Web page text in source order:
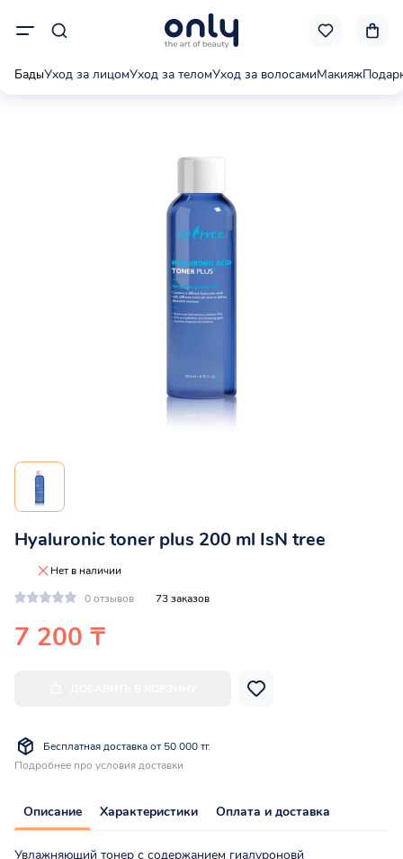
БадыУход за лицомУход за теломУход за волосамиМакияж
Hyaluronic toner plus 200 ml IsN tree
Нет в наличии
0 отзывов
73 заказов
7 200 ₸
Бесплатная доставка от 50 000 тг.
Подробнее про условия доставки
Описание Характеристики Оплата и доставка
Увлажняющий тонер с содержанием гиалуроновй